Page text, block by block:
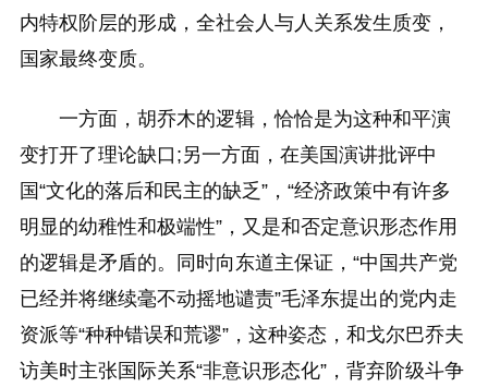
内特权阶层的形成，全社会人与人关系发生质变，
国家最终变质。
一方面，胡乔木的逻辑，恰恰是为这种和平演
变打开了理论缺口;另一方面，在美国演讲批评中
国“文化的落后和民主的缺乏”，“经济政策中有许多
明显的幼稚性和极端性”，又是和否定意识形态作用
的逻辑是矛盾的。同时向东道主保证，“中国共产党
已经并将继续毫不动摇地谴责”毛泽东提出的党内走
资派等“种种错误和荒谬”，这种姿态，和戈尔巴乔夫
访美时主张国际关系“非意识形态化”，背弃阶级斗争